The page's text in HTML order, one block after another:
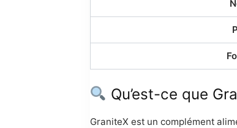
Qu’est-ce que
GraniteX est un complément